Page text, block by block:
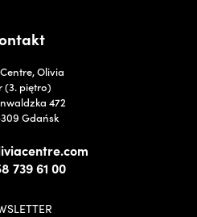
Olivia
(3. piętro)
472
Gdańsk
739 61 00